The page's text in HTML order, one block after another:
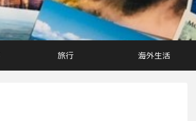
旅行 海外生活